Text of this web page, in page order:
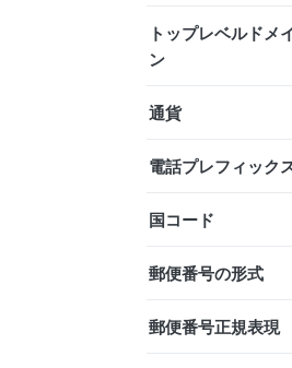
トップレベルドメ
ン
通貨
電話プレフィック
国コード
郵便番号の形式
郵便番号正規表現